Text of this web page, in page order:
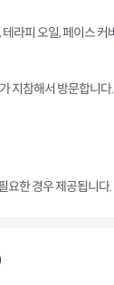
라피 오일, 페이스 커
지참해서 방문합니다.
요한 경우 제공됩니다.